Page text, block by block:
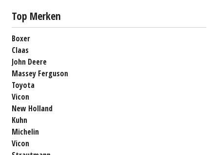
Top Merken
Boxer
Claas
John Deere
Massey Ferguson
Toyota
Vicon
New Holland
Kuhn
Michelin
Vicon